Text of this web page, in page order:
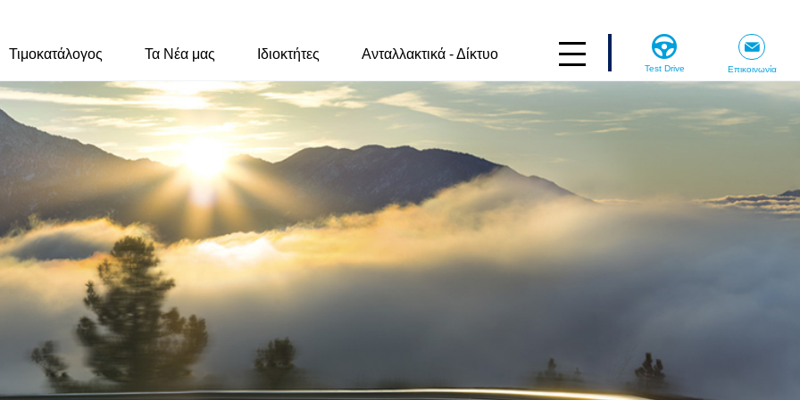
Test Drive Επικοινωνία
Γιατί SUBARU
Τεχνολογία
Ασφάλεια
Σχεδίαση
Η ιστορία μας
H Κληρονομιά μας
Το Μέλλον μας
Iστορίες
Τιμοκατάλογος Τα Νέα μας Ιδιοκτήτες Ανταλλακτικά - Δίκτυο